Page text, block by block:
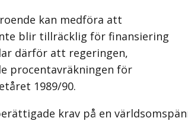
kan medföra att
blir tillräcklig för finansiering
därför att regeringen,
procentavräkningen för
1989/90.
krav på en